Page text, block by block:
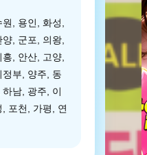
, 용인, 화성,
, 군포, 의왕,
, 안산, 고양,
부, 양주, 동
남, 광주, 이
포천, 가평, 연